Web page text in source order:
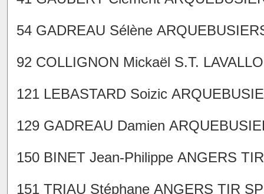
54 GADREAU Sélène
92 COLLIGNON Mickaël S.T.
121 LEBASTARD Soizic
129 GADREAU Damien
150 BINET Jean-Philippe ANGERS
151 TRIAU Stéphane ANGERS TIR